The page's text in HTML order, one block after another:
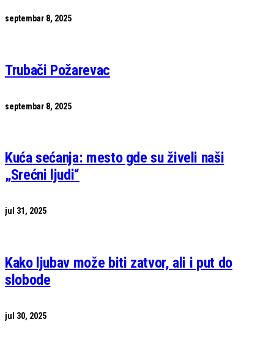
septembar 8, 2025
Trubači Požarevac
septembar 8, 2025
Kuća sećanja: mesto gde su živeli naši
„Srećni ljudi“
jul 31, 2025
Kako ljubav može biti zatvor, ali i put do
slobode
jul 30, 2025